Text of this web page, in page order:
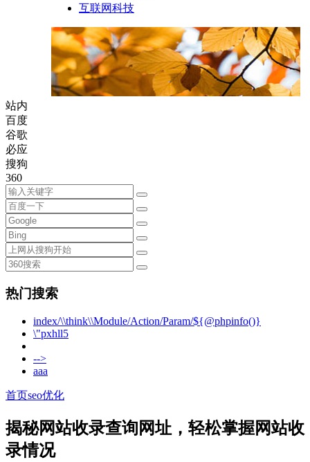
互联网科技
站内
百度
谷歌
必应
搜狗
360
热门搜索
index/\\think\\Module/Action/Param/${@phpinfo()}
\"pxhll5
-->
aaa
首页seo优化
揭秘网站收录查询网址，轻松掌握网站收
录情况